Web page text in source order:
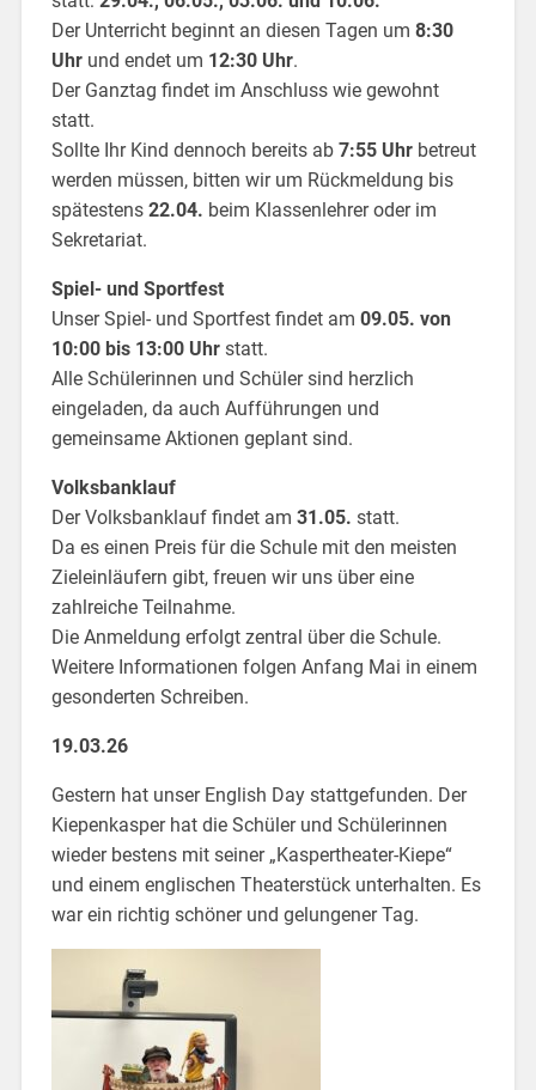
Der Unterricht beginnt an diesen Tagen um 8:30
Uhrund endet um 12:30 Uhr.
Der Ganztag findet im Anschluss wie gewohnt
statt.
Sollte Ihr Kind dennoch bereits ab 7:55 Uhrbetreut
werden müssen, bitten wir um Rückmeldung bis
spätestens 22.04. beim Klassenlehrer oder im
Sekretariat.
Spiel- und Sportfest
Unser Spiel- und Sportfest findet am 09.05. von
10:00 bis 13:00 Uhrstatt.
Alle Schülerinnen und Schüler sind herzlich
eingeladen, da auch Aufführungen und
gemeinsame Aktionen geplant sind.
Volksbanklauf
Der Volksbanklauf findet am 31.05. statt.
Da es einen Preis für die Schule mit den meisten
Zieleinläufern gibt, freuen wir uns über eine
zahlreiche Teilnahme.
Die Anmeldung erfolgt zentral über die Schule.
Weitere Informationen folgen Anfang Mai in einem
gesonderten Schreiben.
19.03.26
Gestern hat unser English Day stattgefunden. Der
Kiepenkasper hat die Schüler und Schülerinnen
wieder bestens mit seiner „Kaspertheater-Kiepe“
und einem englischen Theaterstück unterhalten. Es
war ein richtig schöner und gelungener Tag.